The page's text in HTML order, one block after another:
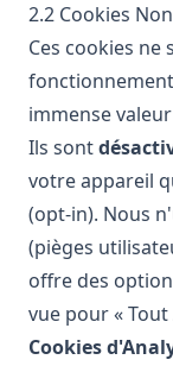
2.2 Cookies
Ces cookies ne
immense
Ils sont
votre appareil
(opt-in). Nous
(pièges
offre des
vue pour « Tout
Cookies